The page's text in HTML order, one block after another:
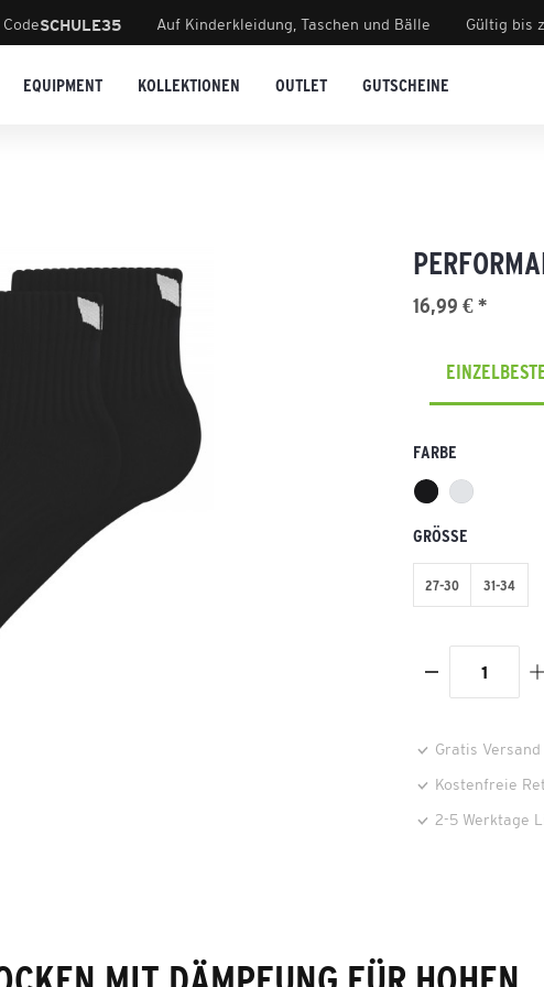
SCHULE35 Auf Kinderkleidung, Taschen und Bälle Gültig bis
EQUIPMENT KOLLEKTIONEN OUTLET GUTSCHEINE
16,99 € *
FARBE
GRÖSSE
27-30 31-34
Gratis
Kostenfreie
2-5 Werktage